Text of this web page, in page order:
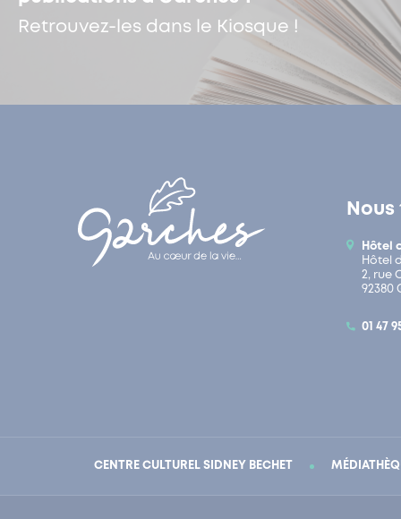
Retrouvez-les dans le Kiosque !
Hôtel
Hôtel
2, rue
92380
01 47
CENTRE CULTUREL SIDNEY BECHET